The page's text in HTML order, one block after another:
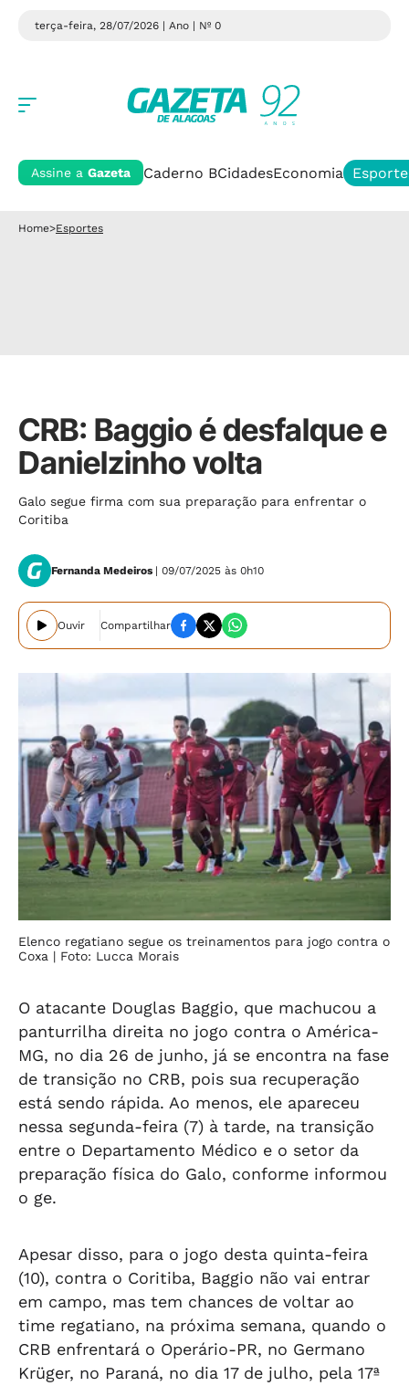
terça-feira, 28/07/2026 | Ano | Nº 0
Assine a Gazeta Caderno BCidadesEconomia
Home>Esportes
CRB: Baggio é desfalque e
Danielzinho volta
Galo segue firma com sua preparação para enfrentar o
Coritiba
Fernanda Medeiros | 09/07/2025 às 0h10
Ouvir Compartilhar
Elenco regatiano segue os treinamentos para jogo contra o
Coxa | Foto: Lucca Morais
O atacante Douglas Baggio, que machucou a
panturrilha direita no jogo contra o América-
MG, no dia 26 de junho, já se encontra na fase
de transição no CRB, pois sua recuperação
está sendo rápida. Ao menos, ele apareceu
nessa segunda-feira (7) à tarde, na transição
entre o Departamento Médico e o setor da
preparação física do Galo, conforme informou
o ge.
Apesar disso, para o jogo desta quinta-feira
(10), contra o Coritiba, Baggio não vai entrar
em campo, mas tem chances de voltar ao
time regatiano, na próxima semana, quando o
CRB enfrentará o Operário-PR, no Germano
Krüger, no Paraná, no dia 17 de julho, pela 17ª